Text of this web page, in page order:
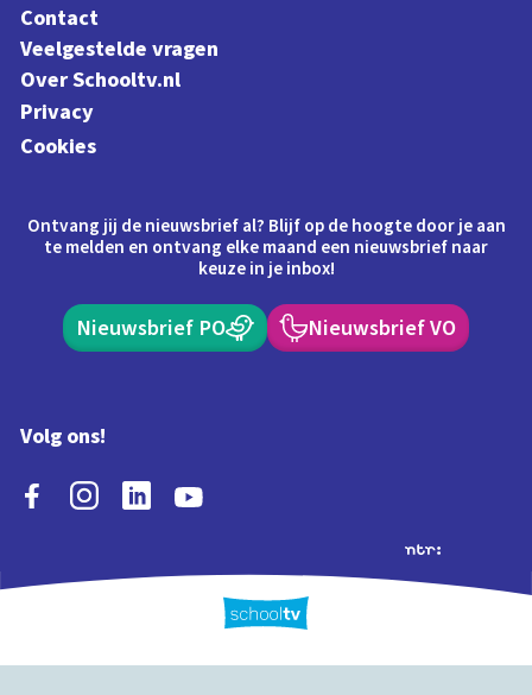
Contact
Veelgestelde vragen
Over Schooltv.nl
Privacy
Cookies
Ontvang jij de nieuwsbrief al? Blijf op de hoogte door je aan
te melden en ontvang elke maand een nieuwsbrief naar
keuze in je inbox!
Nieuwsbrief PO Nieuwsbrief VO
Volg ons!